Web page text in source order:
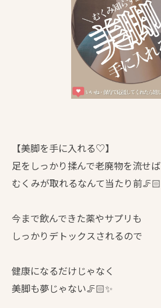
【美脚を手に入れる♡】
足をしっかり揉んで老廃物を流せば
むくみが取れるなんて当たり前🦵🏻
今まで飲んできた薬やサプリも
しっかりデトックスされるので
健康になるだけじゃなく
美脚も夢じゃない🦵🏻✨